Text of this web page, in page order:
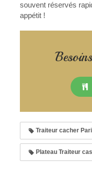
souvent réservés
appétit !
Traiteur cacher
Plateau Traiteur